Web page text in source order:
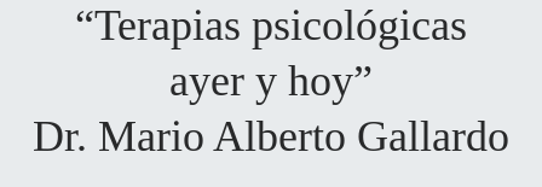
“Terapias psicológicas
ayer y hoy”
Dr. Mario Alberto Gallardo